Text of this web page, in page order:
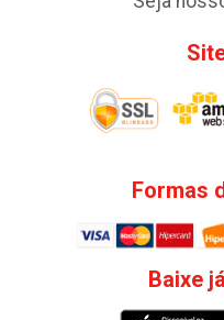
Formas
Baixe